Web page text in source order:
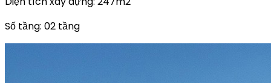
Số tầng: 02 tầng